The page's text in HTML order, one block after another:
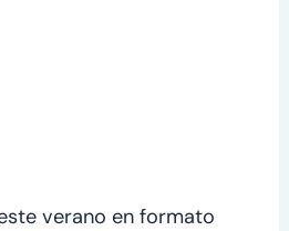
verano en formato